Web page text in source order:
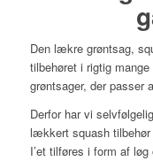
Den lækre grøntsag,
tilbehøret i rigtig
grøntsager, der passer
Derfor har vi
lækkert squash
I’et tilføres i form af løg